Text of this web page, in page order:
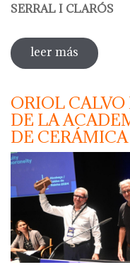
SERRAL I CLARÓS
leer más sobre
olga serral
ORIOL
DE LA
DE CERÁMICA